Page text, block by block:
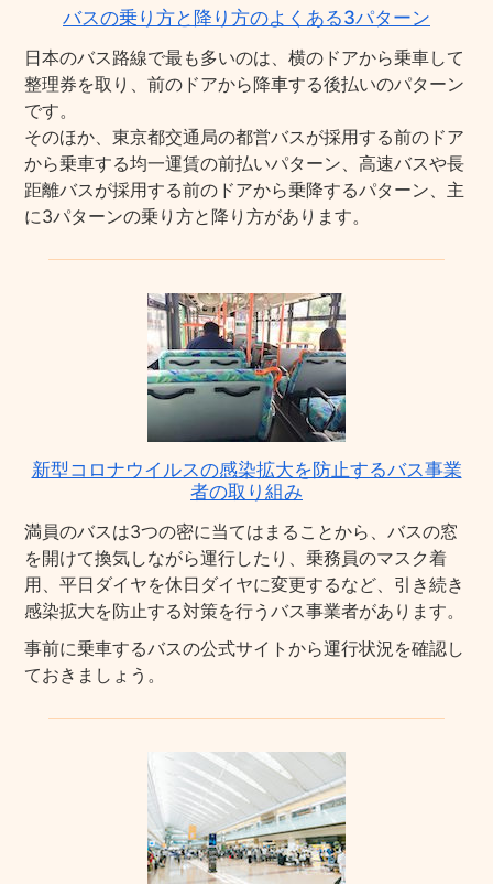
バスの乗り方と降り方のよくある3パターン
日本のバス路線で最も多いのは、横のドアから乗車して
整理券を取り、前のドアから降車する後払いのパターン
です。
そのほか、東京都交通局の都営バスが採用する前のドア
から乗車する均一運賃の前払いパターン、高速バスや長
距離バスが採用する前のドアから乗降するパターン、主
に3パターンの乗り方と降り方があります。
新型コロナウイルスの感染拡大を防止するバス事業
者の取り組み
満員のバスは3つの密に当てはまることから、バスの窓
を開けて換気しながら運行したり、乗務員のマスク着
用、平日ダイヤを休日ダイヤに変更するなど、引き続き
感染拡大を防止する対策を行うバス事業者があります。
事前に乗車するバスの公式サイトから運行状況を確認し
ておきましょう。